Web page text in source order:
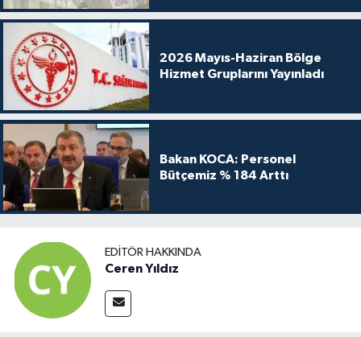
2026 Mayıs-Haziran Bölge
Hizmet Gruplarını Yayınladı
Bakan KOCA: Personel
Bütçemiz % 184 Arttı
EDITÖR HAKKINDA
Ceren Yıldız